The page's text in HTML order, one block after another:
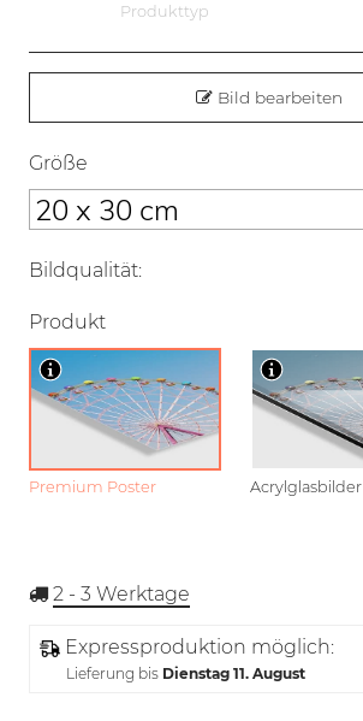
Produkttyp
Bild bearbeiten
Größe
Bildqualität:
Produkt
Premium Poster Acrylglasbilder
2 - 3 Werktage
Expressproduktion möglich:
Lieferung bis Dienstag 11. August